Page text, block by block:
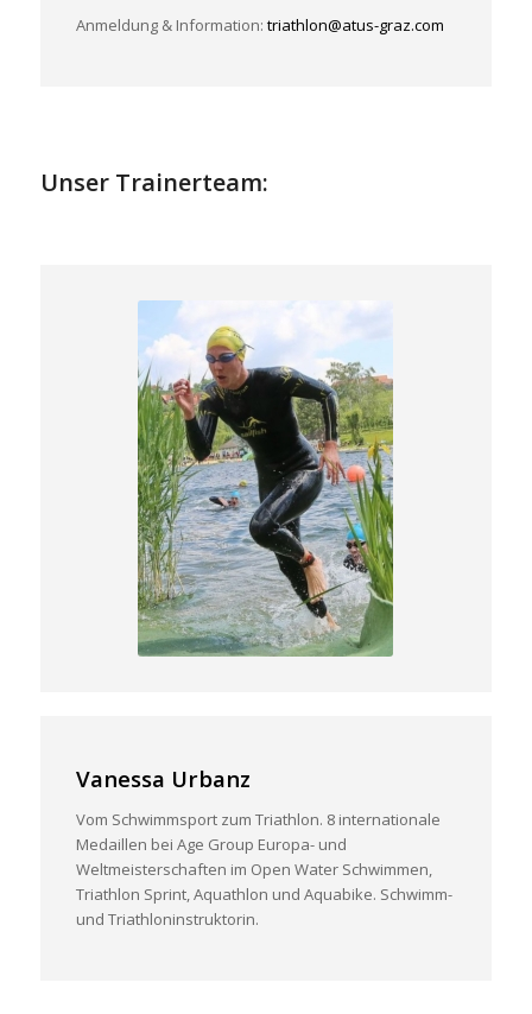
Anmeldung & Information: triathlon@atus-graz.com
Unser Trainerteam:
Vanessa Urbanz
Vom Schwimmsport zum Triathlon. 8 internationale
Medaillen bei Age Group Europa- und
Weltmeisterschaften im Open Water Schwimmen,
Triathlon Sprint, Aquathlon und Aquabike. Schwimm-
und Triathloninstruktorin.